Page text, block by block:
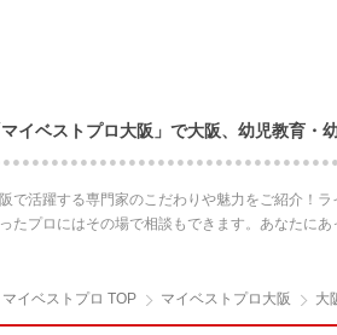
マイベストプロ大阪」で大阪、幼児教育
で活躍する専門家のこだわりや魅力をご紹介！
たプロにはその場で相談もできます。あなたに
マイベストプロ TOP マイベストプロ大阪 大